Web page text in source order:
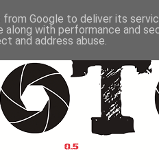
Google to deliver its
along with performance and
and address abuse.